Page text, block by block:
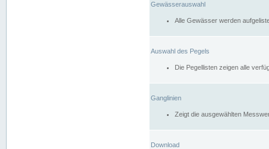
Gewässerauswahl
Alle Gewässer werden
Auswahl des Pegels
Die Pegellisten zeigen alle
Ganglinien
Zeigt die ausgewählten
Download